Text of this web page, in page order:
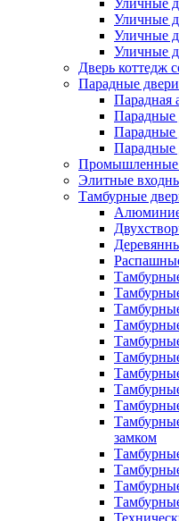
Уличные
Уличные
Уличные
Уличные
Дверь коттедж
Парадные двери
Парадная
Парадные
Парадные
Парадные
Промышленные
Элитные
Тамбурные
замком